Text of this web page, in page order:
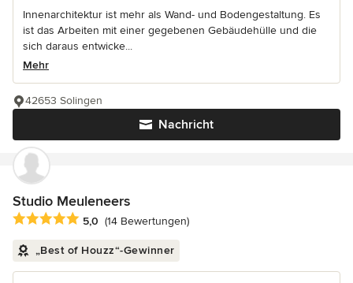
Innenarchitektur ist mehr als Wand- und Bodengestaltung. Es
ist das Arbeiten mit einer gegebenen Gebäudehülle und die
sich daraus entwicke...
Mehr
Nachricht
42653 Solingen
Studio Meuleneers
Durchschnittliche Bewertung: 5 von 5 Sternen
5,0 (14 Bewertungen)
„Best of Houzz“-Gewinner